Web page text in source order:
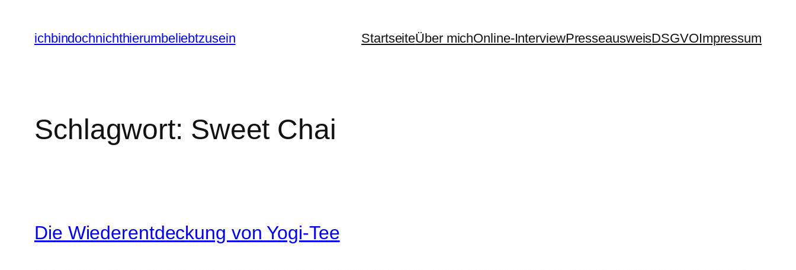
Inhalt
springen
ichbindochnichthierumbeliebtzusein StartseiteÜber michOnline-InterviewPresseausweisDSGVOImpressum
Schlagwort: Sweet Chai
Die Wiederentdeckung von Yogi-Tee